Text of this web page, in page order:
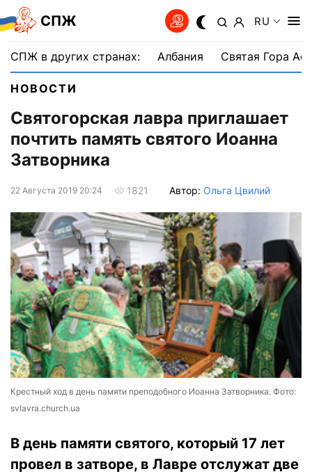
СПЖ RU
СПЖ в других странах: Албания Святая Гора
НОВОСТИ
Святогорская лавра приглашает
почтить память святого Иоанна
Затворника
22 Августа 2019 20:24 1821 Автор: Ольга Цвилий
Крестный ход в день памяти преподобного Иоанна Затворника. Фото:
svlavra.church.ua
В день памяти святого, который 17 лет
провел в затворе, в Лавре отслужат две